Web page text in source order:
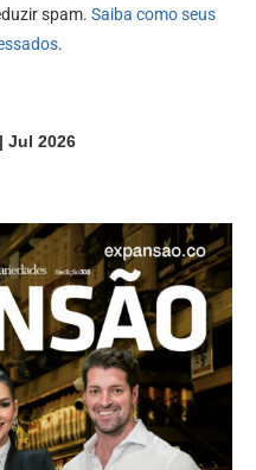
spam. Saiba como seus
.
Jul 2026